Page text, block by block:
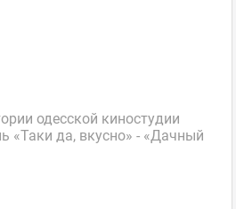
одесской киностудии
«Таки да, вкусно» - «Дачный